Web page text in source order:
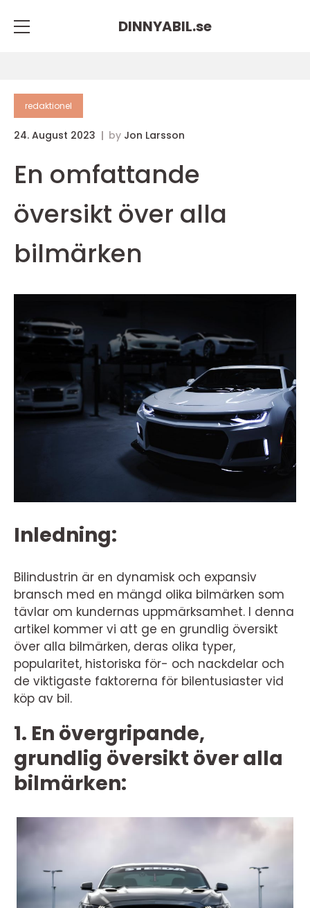
DINNYABIL.se
redaktionel
24. August 2023 by Jon Larsson
En omfattande
översikt över alla
bilmärken
Inledning:
Bilindustrin är en dynamisk och expansiv
bransch med en mängd olika bilmärken som
tävlar om kundernas uppmärksamhet. I denna
artikel kommer vi att ge en grundlig översikt
över alla bilmärken, deras olika typer,
popularitet, historiska för- och nackdelar och
de viktigaste faktorerna för bilentusiaster vid
köp av bil.
1. En övergripande,
grundlig översikt över alla
bilmärken: